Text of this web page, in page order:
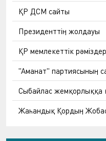
ҚР ДСМ сайты
Президенттің жолдауы
ҚР мемлекеттік
"Аманат" партиясының
Сыбайлас жемқорлыққа
Жаһандық Қордың